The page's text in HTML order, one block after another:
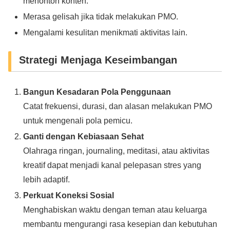
Merasa gelisah jika tidak melakukan PMO.
Mengalami kesulitan menikmati aktivitas lain.
Strategi Menjaga Keseimbangan
Bangun Kesadaran Pola Penggunaan
Catat frekuensi, durasi, dan alasan melakukan PMO
untuk mengenali pola pemicu.
Ganti dengan Kebiasaan Sehat
Olahraga ringan, journaling, meditasi, atau aktivitas
kreatif dapat menjadi kanal pelepasan stres yang
lebih adaptif.
Perkuat Koneksi Sosial
Menghabiskan waktu dengan teman atau keluarga
membantu mengurangi rasa kesepian dan kebutuhan